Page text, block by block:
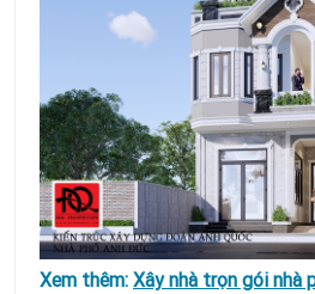
Xem thêm: Xây nhà trọn gói nhà